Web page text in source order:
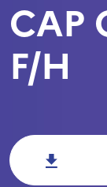
CAP
F/H